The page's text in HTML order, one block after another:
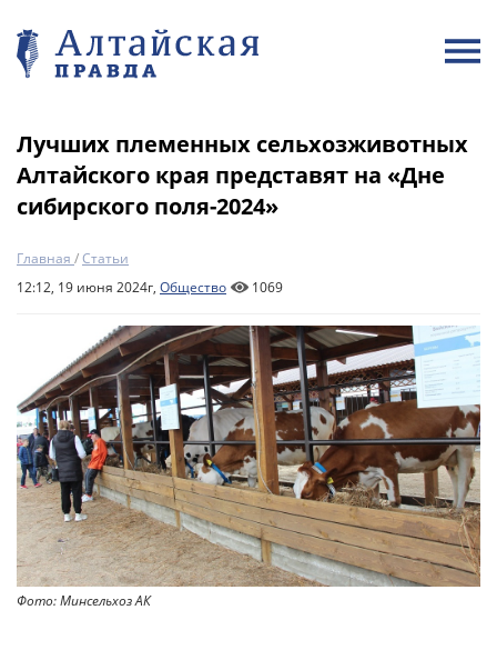
Лучших племенных сельхозживотных
Алтайского края представят на «Дне
сибирского поля-2024»
Главная /Статьи
12:12, 19 июня 2024г, Общество 1069
Фото: Минсельхоз АК